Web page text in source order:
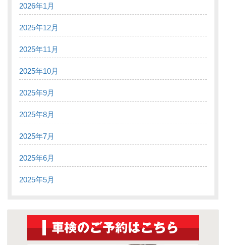
2026年1月
2025年12月
2025年11月
2025年10月
2025年9月
2025年8月
2025年7月
2025年6月
2025年5月